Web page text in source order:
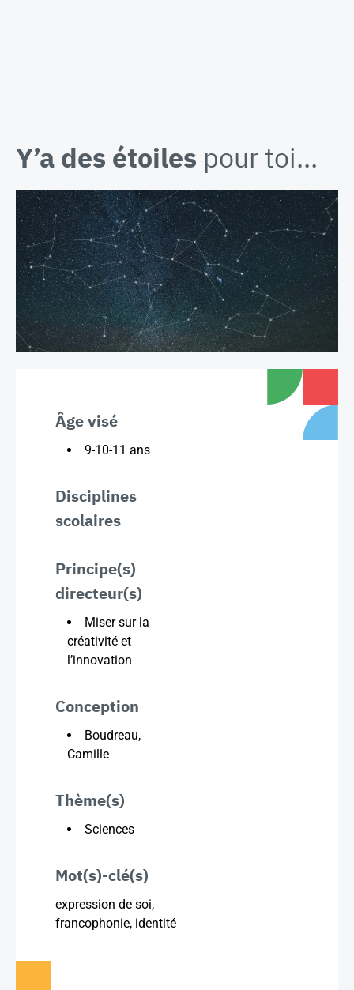
Y’a des étoiles pour toi…
Âge visé
9-10-11 ans
Disciplines
scolaires
Principe(s)
directeur(s)
Miser sur la
créativité et
l’innovation
Conception
Boudreau,
Camille
Thème(s)
Sciences
Mot(s)-clé(s)
expression de soi,
francophonie, identité